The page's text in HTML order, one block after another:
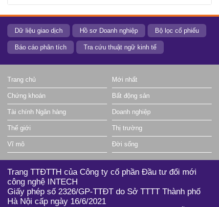
Dữ liệu giao dịch Hồ sơ Doanh nghiệp Bộ lọc cổ phiếu
Báo cáo phân tích Tra cứu thuật ngữ kinh tế
Trang chủ Mới nhất
Chứng khoán Bất động sản
Tài chính Ngân hàng Doanh nghiệp
Thế giới Thị trường
Vĩ mô Đời sống
Trang TTĐTTH của Công ty cổ phần Đầu tư đổi mới
công nghệ INTECH
Giấy phép số 2326/GP-TTĐT do Sở TTTT Thành phố
Hà Nội cấp ngày 16/6/2021